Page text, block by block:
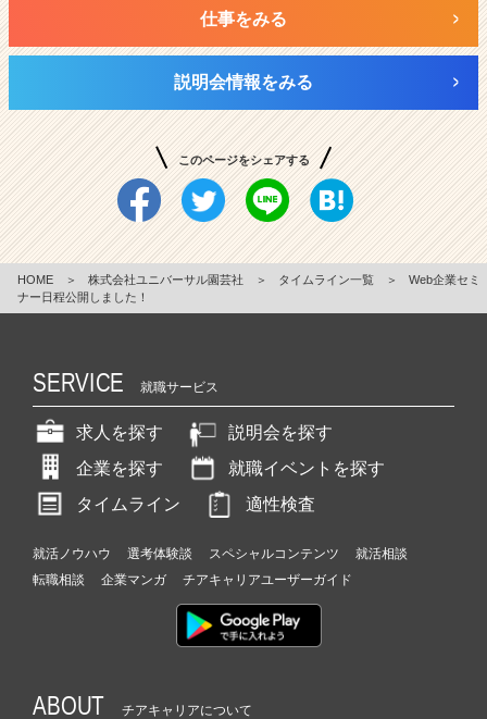
仕事をみる
説明会情報をみる
このページをシェアする
HOME ＞ 株式会社ユニバーサル園芸社 ＞ タイムライン一覧 ＞
Web企業セミ
ナー日程公開しました！
SERVICE 就職サービス
求人を探す
説明会を探す
企業を探す
就職イベントを探す
タイムライン
適性検査
就活ノウハウ 選考体験談 スペシャルコンテンツ
就活相談
転職相談
企業マンガ チアキャリアユーザーガイド
ABOUT チアキャリアについて